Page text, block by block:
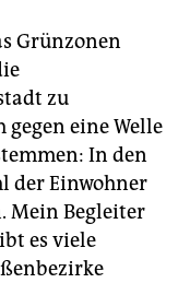
Grünzonen
zu
gegen eine Welle
In den
der Einwohner
Mein Begleiter
es viele